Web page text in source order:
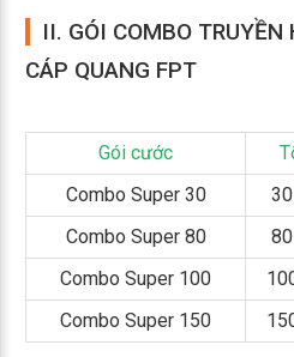
II. GÓI COMBO
CÁP QUANG FPT
Gói cước
Combo Super 30
Combo Super 80
Combo Super 100
Combo Super 150